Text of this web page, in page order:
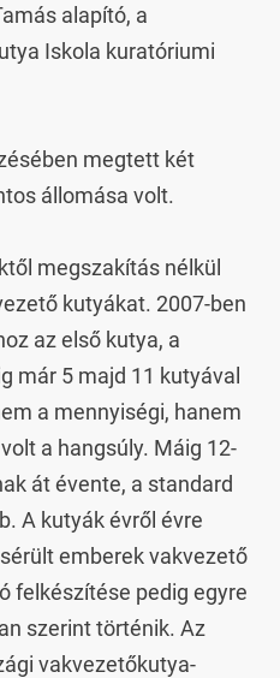
alapító, a
Iskola kuratóriumi
megtett két
állomása volt.
megszakítás nélkül
kutyákat. 2007-ben
az első kutya, a
már 5 majd 11 kutyával
a mennyiségi, hanem
a hangsúly. Máig 12-
át évente, a standard
A kutyák évről évre
emberek vakvezető
felkészítése pedig egyre
szerint történik. Az
vakvezetőkutya-